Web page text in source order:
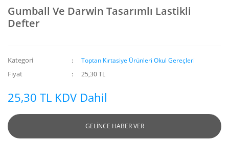
Gumball Ve Darwin Tasarımlı Lastikli
Defter
Kategori Toptan Kırtasiye Ürünleri Okul Gereçleri
Fiyat 25,30 TL
25,30 TL KDV Dahil
GELİNCE HABER VER